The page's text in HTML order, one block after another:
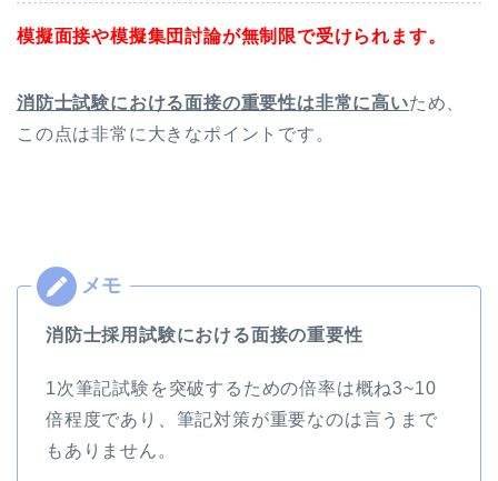
模擬面接や模擬集団討論が無制限で受けられます。
消防士試験における面接の重要性は非常に高いため、
この点は非常に大きなポイントです。
消防士採用試験における面接の重要性
1次筆記試験を突破するための倍率は概ね3~10
倍程度であり、筆記対策が重要なのは言うまで
もありません。